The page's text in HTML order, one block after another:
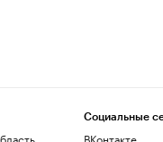
Социальные
ВКонтакте